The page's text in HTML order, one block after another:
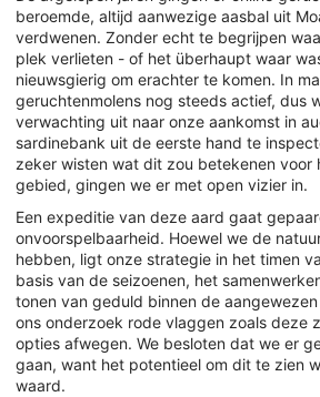
beroemde, altijd aanwezige aasbal uit
verdwenen. Zonder echt te begrijpen
plek verlieten - of het überhaupt waar
nieuwsgierig om erachter te komen. In
geruchtenmolens nog steeds actief, dus
verwachting uit naar onze aankomst in
sardinebank uit de eerste hand te
zeker wisten wat dit zou betekenen voor
gebied, gingen we er met open vizier in.
Een expeditie van deze aard gaat
onvoorspelbaarheid. Hoewel we de
hebben, ligt onze strategie in het timen
basis van de seizoenen, het
tonen van geduld binnen de
ons onderzoek rode vlaggen zoals deze
opties afwegen. We besloten dat we er
gaan, want het potentieel om dit te zien
waard.